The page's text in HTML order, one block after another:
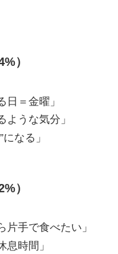
）
日＝金曜」
ような気分」
なる」
）
片手で食べたい」
息時間」